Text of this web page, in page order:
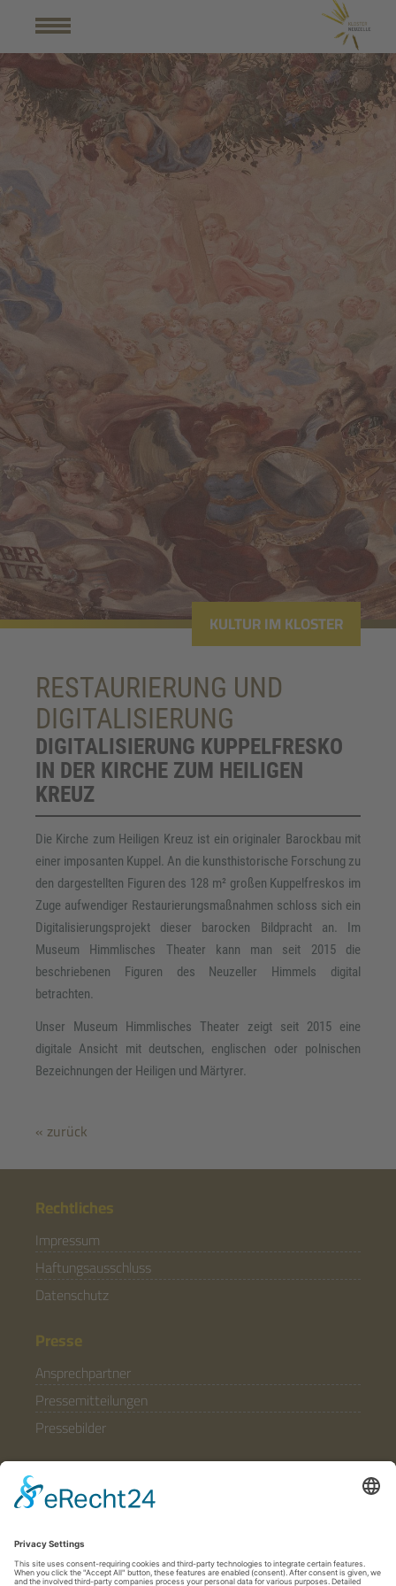
KULTUR IM KLOSTER
RESTAURIERUNG UND
DIGITALISIERUNG
DIGITALISIERUNG KUPPELFRESKO
IN DER KIRCHE ZUM HEILIGEN
KREUZ
Die Kirche zum Heiligen Kreuz ist ein originaler Barockbau mit
einer imposanten Kuppel. An die kunsthistorische Forschung zu
den dargestellten Figuren des 128 m² großen Kuppelfreskos im
Zuge aufwendiger Restaurierungsmaßnahmen schloss sich ein
Digitalisierungsprojekt dieser barocken Bildpracht an. Im
Museum Himmlisches Theater kann man seit 2015 die
beschriebenen Figuren des Neuzeller Himmels digital
betrachten.
Unser Museum Himmlisches Theater zeigt seit 2015 eine
digitale Ansicht mit deutschen, englischen oder polnischen
Bezeichnungen der Heiligen und Märtyrer.
« zurück
Rechtliches
Impressum
Haftungsausschluss
Datenschutz
Presse
Ansprechpartner
Pressemitteilungen
Pressebilder
Partner & Förderer
Häufige Fragen